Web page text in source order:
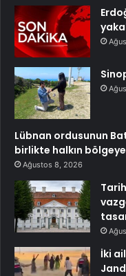
Lübnan ordusunun
birlikte halkın
Ağustos 8, 2026
İki